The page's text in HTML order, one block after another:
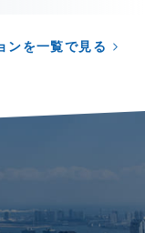
ンを一覧で見る